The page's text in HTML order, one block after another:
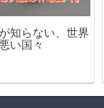
尋の神隠し』を
視点から考察す